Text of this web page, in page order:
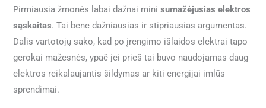
Pirmiausia žmonės labai dažnai minisumažėjusias elektros
sąskaitas. Tai bene dažniausias ir stipriausias argumentas.
Dalis vartotojų sako, kad po įrengimo išlaidos elektrai tapo
gerokai mažesnės, ypač jei prieš tai buvo naudojamas daug
elektros reikalaujantis šildymas ar kiti energijai imlūs
sprendimai.